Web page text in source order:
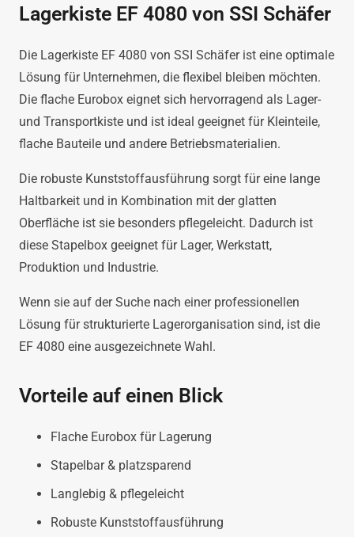
Lagerkiste EF 4080 von SSI Schäfer
Die Lagerkiste EF 4080 von SSI Schäfer ist eine optimale
Lösung für Unternehmen, die flexibel bleiben möchten.
Die flache Eurobox eignet sich hervorragend als Lager-
und Transportkiste und ist ideal geeignet für Kleinteile,
flache Bauteile und andere Betriebsmaterialien.
Die robuste Kunststoffausführung sorgt für eine lange
Haltbarkeit und in Kombination mit der glatten
Oberfläche ist sie besonders pflegeleicht. Dadurch ist
diese Stapelbox geeignet für Lager, Werkstatt,
Produktion und Industrie.
Wenn sie auf der Suche nach einer professionellen
Lösung für strukturierte Lagerorganisation sind, ist die
EF 4080 eine ausgezeichnete Wahl.
Vorteile auf einen Blick
Flache Eurobox für Lagerung
Stapelbar & platzsparend
Langlebig & pflegeleicht
Robuste Kunststoffausführung